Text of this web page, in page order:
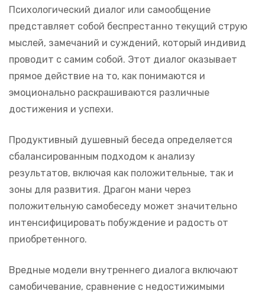
Психологический диалог или самообщение
представляет собой беспрестанно текущий струю
мыслей, замечаний и суждений, который индивид
проводит с самим собой. Этот диалог оказывает
прямое действие на то, как понимаются и
эмоционально раскрашиваются различные
достижения и успехи.
Продуктивный душевный беседа определяется
сбалансированным подходом к анализу
результатов, включая как положительные, так и
зоны для развития. Драгон мани через
положительную самобеседу может значительно
интенсифицировать побуждение и радость от
приобретенного.
Вредные модели внутреннего диалога включают
самобичевание, сравнение с недостижимыми